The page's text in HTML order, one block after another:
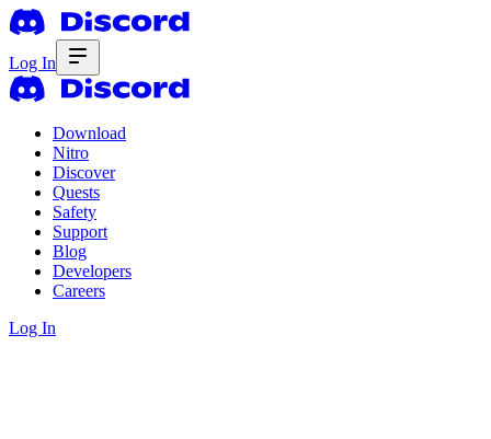
Log In
Download
Nitro
Discover
Quests
Safety
Support
Blog
Developers
Careers
Log In